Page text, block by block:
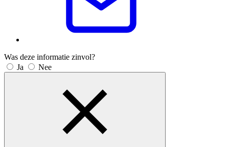
Was deze informatie zinvol?
Ja
Nee